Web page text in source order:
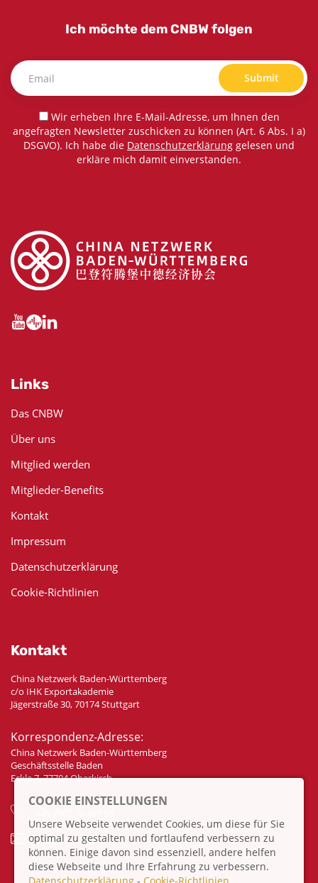
Ich möchte dem CNBW folgen
Submit
Wir erheben Ihre E-Mail-Adresse, um Ihnen den
angefragten Newsletter zuschicken zu können (Art. 6 Abs. I a)
DSGVO). Ich habe die Datenschutzerklärung gelesen und
erkläre mich damit einverstanden.
Links
Das CNBW
Über uns
Mitglied werden
Mitglieder-Benefits
Kontakt
Impressum
Datenschutzerklärung
Cookie-Richtlinien
Kontakt
China Netzwerk Baden-Württemberg
c/o IHK Exportakademie
Jägerstraße 30, 70174 Stuttgart
Korrespondenz-Adresse:
China Netzwerk Baden-Württemberg
Geschäftsstelle Baden
Eckle 7, 77704 Oberkirch
info@china-bw.net
COOKIE EINSTELLUNGEN
Unsere Webseite verwendet Cookies, um diese für Sie
optimal zu gestalten und fortlaufend verbessern zu
können. Einige davon sind essenziell, andere helfen
diese Webseite und Ihre Erfahrung zu verbessern.